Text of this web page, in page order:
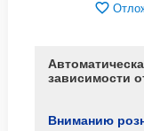
зависимости
Вниманию